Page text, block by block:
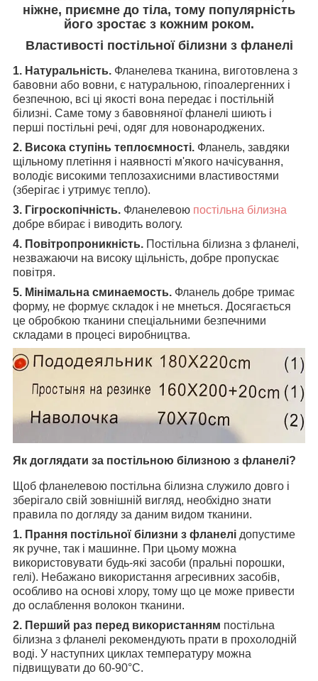
ніжне, приємне до тіла, тому популярність
його зростає з кожним роком.
Властивості постільної білизни з фланелі
1. Натуральність. Фланелева тканина, виготовлена з
бавовни або вовни, є натуральною, гіпоалергенних і
безпечною, всі ці якості вона передає і постільній
білизні. Саме тому з бавовняної фланелі шиють і
перші постільні речі, одяг для новонароджених.
2. Висока ступінь теплоємності. Фланель, завдяки
щільному плетіння і наявності м'якого начісування,
володіє високими теплозахисними властивостями
(зберігає і утримує тепло).
3. Гігроскопічність. Фланелевою постільна білизна
добре вбирає і виводить вологу.
4. Повітропроникність. Постільна білизна з фланелі,
незважаючи на високу щільність, добре пропускає
повітря.
5. Мінімальна сминаемость. Фланель добре тримає
форму, не формує складок і не мнеться. Досягається
це обробкою тканини спеціальними безпечними
складами в процесі виробництва.
Як доглядати за постільною білизною з фланелі?
Щоб фланелевою постільна білизна служило довго і
зберігало свій зовнішній вигляд, необхідно знати
правила по догляду за даним видом тканини.
1. Прання постільної білизни з фланелі допустиме
як ручне, так і машинне. При цьому можна
використовувати будь-які засоби (пральні порошки,
гелі). Небажано використання агресивних засобів,
особливо на основі хлору, тому що це може привести
до ослаблення волокон тканини.
2. Перший раз перед використанням постільна
білизна з фланелі рекомендують прати в прохолодній
воді. У наступних циклах температуру можна
підвищувати до 60-90°С.